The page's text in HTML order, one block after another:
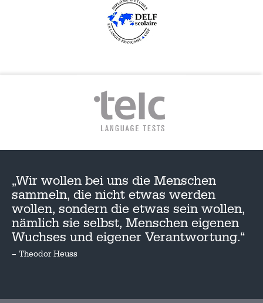
„Wir wollen bei uns die Menschen
sammeln, die nicht etwas werden
wollen, sondern die etwas sein wollen,
nämlich sie selbst, Menschen eigenen
Wuchses und eigener Verantwortung.“
– Theodor Heuss